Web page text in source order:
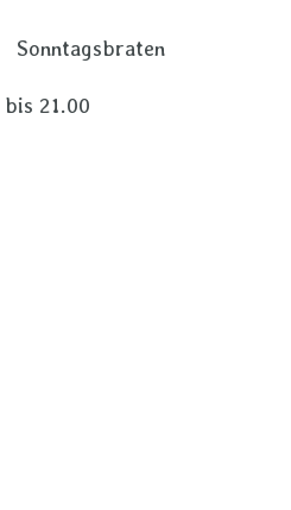
Sonntagsbraten
21.00